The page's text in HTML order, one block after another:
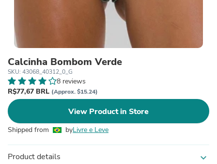
Calcinha Bombom Verde
SKU: 43068_40312_0_G
8 reviews
R$77,67 BRL (Approx. $15.24)
View Product in Store
Shipped from byLivre e Leve
Product details expand_more